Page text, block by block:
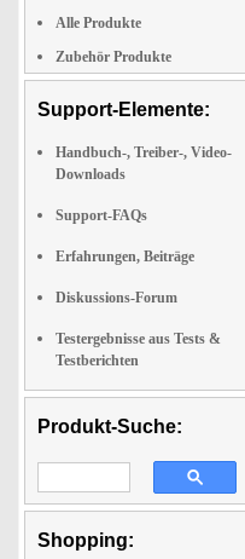
Alle Produkte
Zubehör Produkte
Support-Elemente:
Handbuch-, Treiber-, Video-
Downloads
Support-FAQs
Erfahrungen, Beiträge
Diskussions-Forum
Testergebnisse aus Tests &
Testberichten
Produkt-Suche:
Shopping: